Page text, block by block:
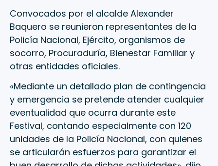
Convocados por el alcalde Alexander
Baquero se reunieron representantes de la
Policía Nacional, Ejército, organismos de
socorro, Procuraduría, Bienestar Familiar y
otras entidades oficiales.
«Mediante un detallado plan de contingencia
y emergencia se pretende atender cualquier
eventualidad que ocurra durante este
Festival, contando especialmente con 120
unidades de la Policía Nacional, con quienes
se articularán esfuerzos para garantizar el